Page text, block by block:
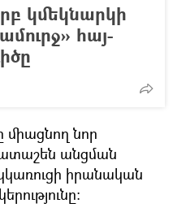
կմեկնարկի
հայ-
նոր
անցման
իրանական